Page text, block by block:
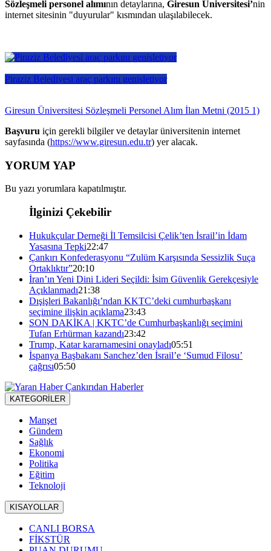
Sözleşmeli personel alımının detaylarına, Giresun Üniversitesi’nin
internet sitesinin "duyurular" kısmından ulaşılabilecek.
Piraziz Belediyesi araç parkını genişletiyor
Giresun Üniversitesi Sözleşmeli Personel Alım İlan Metni (2015 1)
Başvuru için gerekli bilgiler ve detaylar üniversitenin internet
sayfasında (https://www.giresun.edu.tr) yer alacak.
YORUM YAP
Bu yazı yorumlara kapatılmıştır.
İlginizi Çekebilir
Hukukçular Derneği İl Temsilcisi Çelik’ten İsrail’in İdam
Yasasına Tepki22:47
Çankırı Konfederasyonu “Zulüm Karşısında Sessizlik Suça
Ortaklıktır”20:10
İran’ın Yeni Dini Lideri Seçildi: İsim Güvenlik Gerekçesiyle
Açıklanmadı21:38
Dışişleri Bakanlığı’ndan KKTC’deki cumhurbaşkanı
seçimine ilişkin açıklama23:43
SON DAKİKA | KKTC’de Cumhurbaşkanlığı seçimini
Tufan Erhürman kazandı23:42
Trump, Katar kararnamesini onayladı05:51
İspanya Başbakanı Sanchez’den İsrail’e ‘Sumud Filosu’
çağrısı05:50
KATEGORİLER
Manşet
Gündem
Sağlık
Ekonomi
Politika
Eğitim
Teknoloji
KISAYOLLAR
CANLI BORSA
FİKSTÜR